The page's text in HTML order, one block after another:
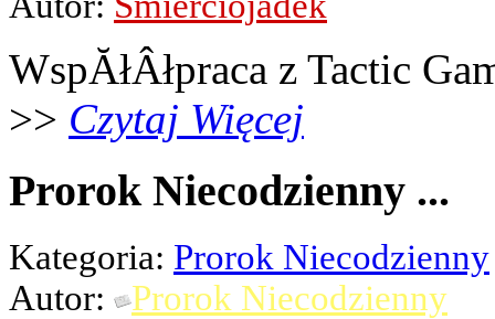
WspĂłÂłpraca z Tactic
>> Czytaj Więcej
Prorok Niecodzienny ...
Kategoria: Prorok Niecodzienny
Autor:
Prorok Niecodzienny